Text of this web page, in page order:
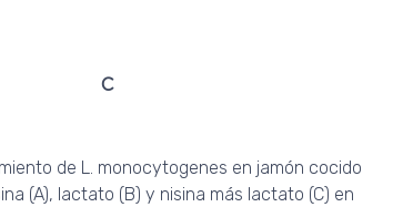
C
de L. monocytogenes en jamón cocido
(A), lactato (B) y nisina más lactato (C) en